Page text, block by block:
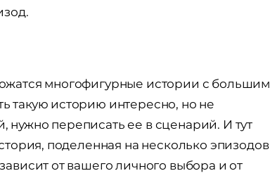
многофигурные истории с большим
такую историю интересно, но не
нужно переписать ее в сценарий. И тут
поделенная на несколько эпизодов
от вашего личного выбора и от